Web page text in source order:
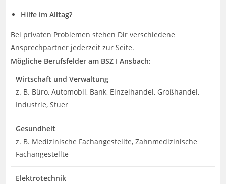
Hilfe im Alltag?
Bei privaten Problemen stehen Dir verschiedene
Ansprechpartner jederzeit zur Seite.
Mögliche Berufsfelder am BSZ I Ansbach:
Wirtschaft und Verwaltung
z. B. Büro, Automobil, Bank, Einzelhandel, Großhandel,
Industrie, Stuer
Gesundheit
z. B. Medizinische Fachangestellte, Zahnmedizinische
Fachangestellte
Elektrotechnik